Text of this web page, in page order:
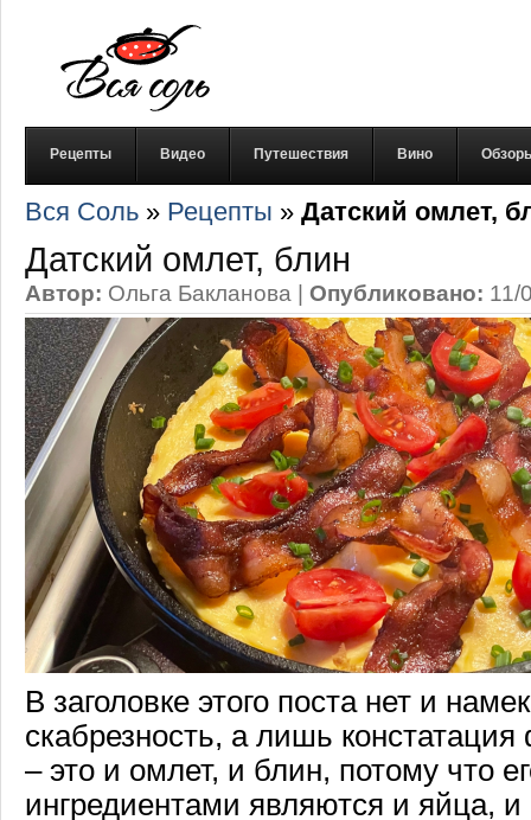
Рецепты Видео Путешествия Вино
Вся Соль » Рецепты » Датский омлет,
Датский омлет, блин
Автор: Ольга Бакланова | Опубликовано: 11/
В заголовке этого поста нет и
скабрезность, а лишь
– это и омлет, и блин, потому что
ингредиентами являются и яйца,